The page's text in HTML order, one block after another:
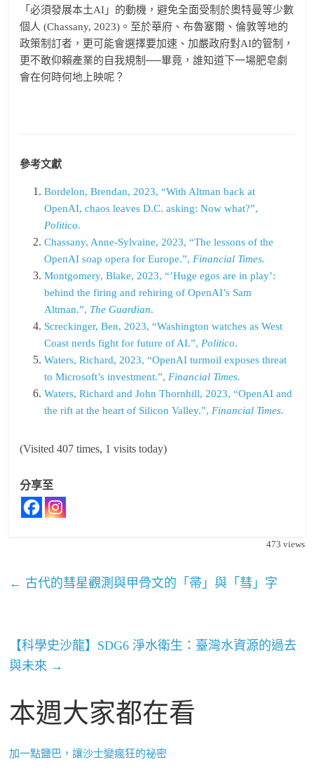
「必須發展本土AI」的動機，避免全面受制於奧特曼等少數
個人 (Chassany, 2023)。至於華府、布魯塞爾、倫敦等地的
政策制訂者，更可能會選擇要加速、加嚴政府對AI的管制，
更不敢仰賴產業的自我規制──畢竟，誰知道下一場肥皂劇
會在何時何地上映呢？
參考文獻
Bordelon, Brendan, 2023, “With Altman back at
OpenAI, chaos leaves D.C. asking: Now what?”,
Politico.
Chassany, Anne-Sylvaine, 2023, “The lessons of the
OpenAI soap opera for Europe.”, Financial Times.
Montgomery, Blake, 2023, “’Huge egos are in play’:
behind the firing and rehiring of OpenAI’s Sam
Altman.”, The Guardian.
Screckinger, Ben, 2023, “Washington watches as West
Coast nerds fight for future of AI.”, Politico.
Waters, Richard, 2023, “OpenAI turmoil exposes threat
to Microsoft’s investment.”, Financial Times.
Waters, Richard and John Thornhill, 2023, “OpenAI and
the rift at the heart of Silicon Valley.”, Financial Times.
(Visited 407 times, 1 visits today)
分享至
473 views
← 古代的彗星觀測與甲骨文的「帚」與「彗」字
【科學史沙龍】SDG6 淨水衛生：臺灣水資源的過去
與未來 →
本週大家都在看
加一點鹽巴，讓沙士變瘋狂的祕密